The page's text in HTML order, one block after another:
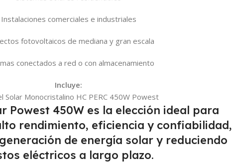
Instalaciones comerciales e industriales
fotovoltaicos de mediana y gran escala
conectados a red o con almacenamiento
Incluye:
Solar Monocristalino HC PERC 450W Powest
Powest 450W es la elección ideal para
rendimiento, eficiencia y confiabilidad,
de energía solar y reduciendo
eléctricos a largo plazo.